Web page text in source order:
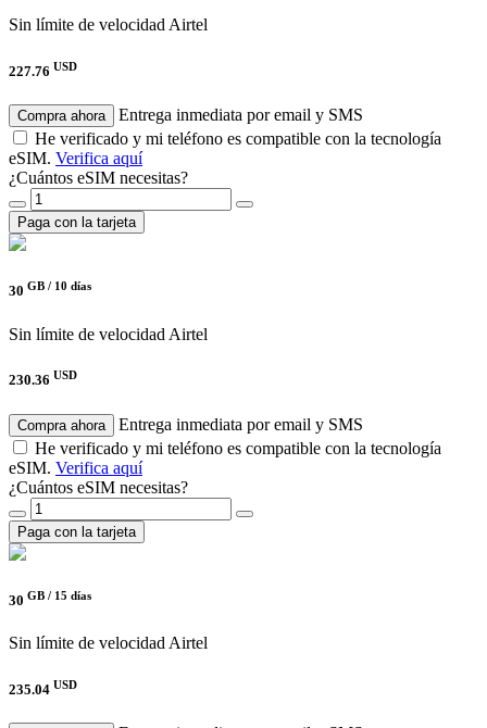
Sin límite de velocidadAirtel
227.76 USD
Compra ahora
Entrega inmediata por email y SMS
He verificado y mi teléfono es compatible con la tecnología
eSIM. Verifica aquí
¿Cuántos eSIM necesitas?
Paga con la tarjeta
30 GB / 10 días
Sin límite de velocidad Airtel
230.36 USD
Compra ahora
Entrega inmediata por email y SMS
He verificado y mi teléfono es compatible con la tecnología
eSIM. Verifica aquí
¿Cuántos eSIM necesitas?
Paga con la tarjeta
30 GB / 15 días
Sin límite de velocidadAirtel
235.04 USD